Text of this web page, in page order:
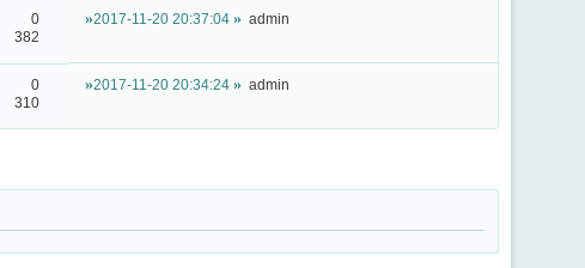
0
382
2017-11-20 20:37:04 admin
0
310
2017-11-20 20:34:24 admin